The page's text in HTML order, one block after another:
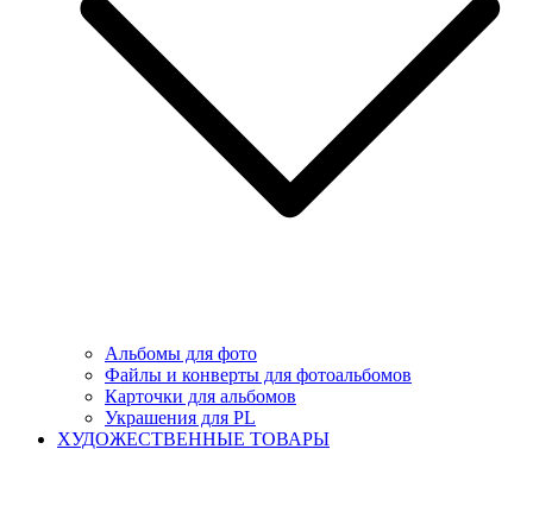
Альбомы для фото
Файлы и конверты для фотоальбомов
Карточки для альбомов
Украшения для PL
ХУДОЖЕСТВЕННЫЕ ТОВАРЫ